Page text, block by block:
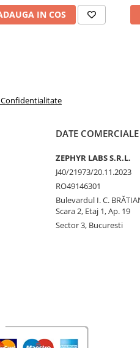
IN COS
DATE COMERCIALE
ZEPHYR LABS S.R.L.
J40/21973/20.11.2023
RO49146301
Bulevardul I. C.
Scara 2, Etaj 1, Ap. 19
Sector 3, Bucuresti